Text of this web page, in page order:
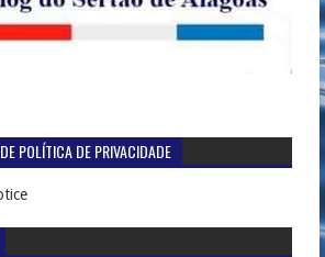
POLÍTICA DE PRIVACIDADE